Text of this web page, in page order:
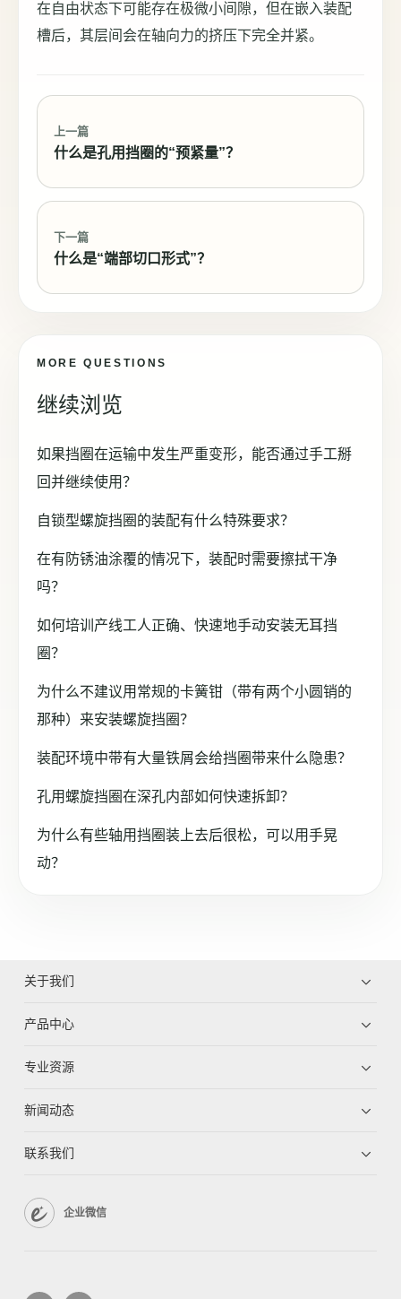
在自由状态下可能存在极微小间隙，但在嵌入装配
槽后，其层间会在轴向力的挤压下完全并紧。
上一篇
什么是孔用挡圈的“预紧量”？
下一篇
什么是“端部切口形式”？
MORE QUESTIONS
继续浏览
如果挡圈在运输中发生严重变形，能否通过手工掰
回并继续使用？
自锁型螺旋挡圈的装配有什么特殊要求？
在有防锈油涂覆的情况下，装配时需要擦拭干净
吗？
如何培训产线工人正确、快速地手动安装无耳挡
圈？
为什么不建议用常规的卡簧钳（带有两个小圆销的
那种）来安装螺旋挡圈？
装配环境中带有大量铁屑会给挡圈带来什么隐患？
孔用螺旋挡圈在深孔内部如何快速拆卸？
为什么有些轴用挡圈装上去后很松，可以用手晃
动？
关于我们
产品中心
专业资源
新闻动态
联系我们
企业微信